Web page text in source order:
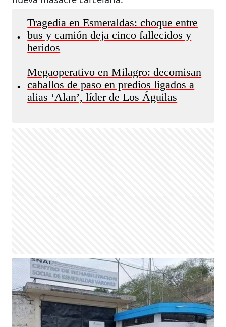
•
Tragedia en Esmeraldas: choque entre
bus y camión deja cinco fallecidos y
heridos
•
Megaoperativo en Milagro: decomisan
caballos de paso en predios ligados a
alias ‘Alan’, líder de Los Águilas